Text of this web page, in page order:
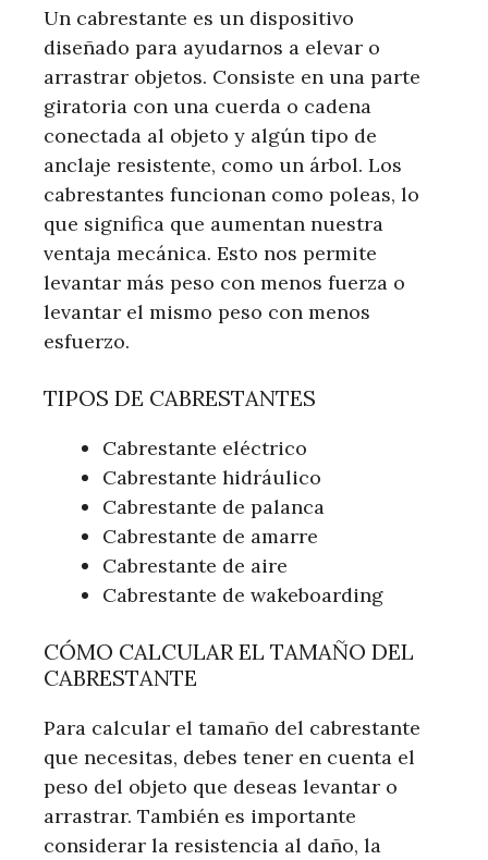
Un cabrestante es un dispositivo
diseñado para ayudarnos a elevar o
arrastrar objetos. Consiste en una parte
giratoria con una cuerda o cadena
conectada al objeto y algún tipo de
anclaje resistente, como un árbol. Los
cabrestantes funcionan como poleas, lo
que significa que aumentan nuestra
ventaja mecánica. Esto nos permite
levantar más peso con menos fuerza o
levantar el mismo peso con menos
esfuerzo.
TIPOS DE CABRESTANTES
Cabrestante eléctrico
Cabrestante hidráulico
Cabrestante de palanca
Cabrestante de amarre
Cabrestante de aire
Cabrestante de wakeboarding
CÓMO CALCULAR EL TAMAÑO DEL
CABRESTANTE
Para calcular el tamaño del cabrestante
que necesitas, debes tener en cuenta el
peso del objeto que deseas levantar o
arrastrar. También es importante
considerar la resistencia al daño, la